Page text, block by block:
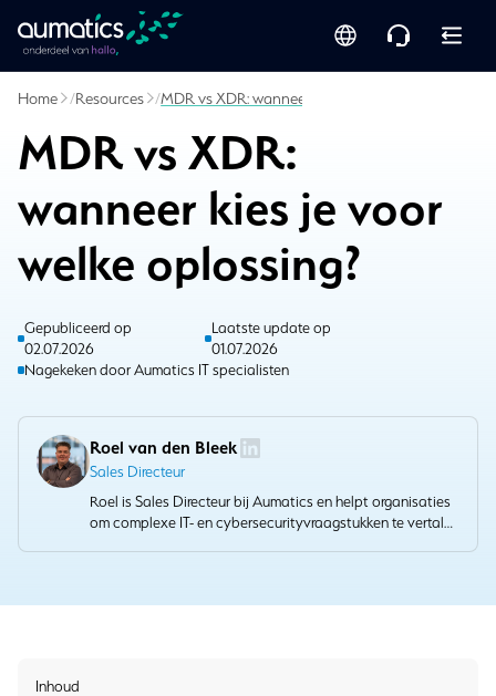
Home /Resources /MDR vs XDR: wanneer kies je voor welke
MDR vs XDR:
wanneer kies je voor
welke oplossing?
Gepubliceerd op
02.07.2026
Laatste update op
01.07.2026
Nagekeken door Aumatics IT specialisten
Roel van den Bleek
Sales Directeur
Roel is Sales Directeur bij Aumatics en helpt organisaties
om complexe IT- en cybersecurityvraagstukken te vertalen
verbinden met concrete zakelijke waarde.
Inhoud